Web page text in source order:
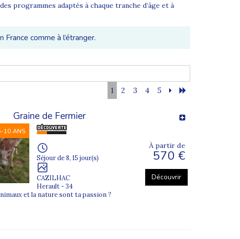
programmes adaptés à chaque tranche d’âge et à
comme à l’étranger.
par des animateurs diplômés dans des
de programmes dynamiques incluant surf,
1 2 3 4 5
Graine de Fermier
10 ANS
Séjour de 8, 15 jour(s)
CAZILHAC
Herault - 34
À partir de
570 €
Découvrir
et la nature sont ta passion ?